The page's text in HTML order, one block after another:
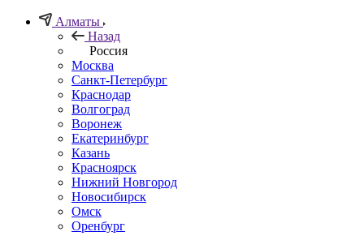
Алматы
Назад
Россия
Москва
Санкт-Петербург
Краснодар
Волгоград
Воронеж
Екатеринбург
Казань
Красноярск
Нижний Новгород
Новосибирск
Омск
Оренбург